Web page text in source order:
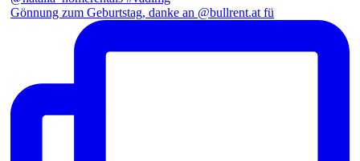
Gönnung zum Geburtstag, danke an @bullrent.at fü